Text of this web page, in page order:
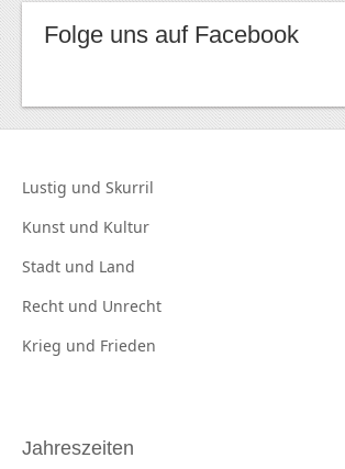
Folge uns auf Facebook
Lustig und Skurril
Kunst und Kultur
Stadt und Land
Recht und Unrecht
Krieg und Frieden
Jahreszeiten